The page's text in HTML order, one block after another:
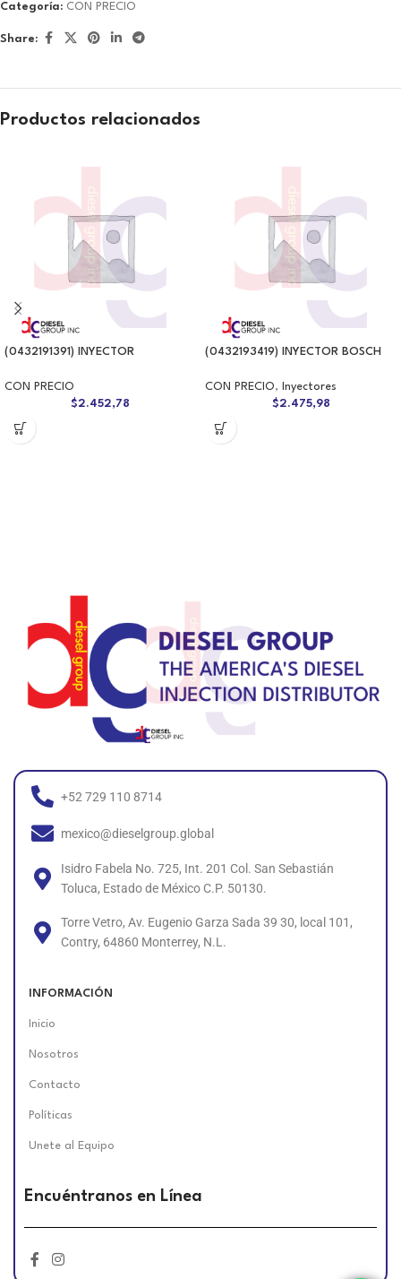
Categoría: CON PRECIO
Share:
Productos relacionados
(0432191391) INYECTOR
CON PRECIO
$2.452,78
(0432193419) INYECTOR BOSCH
CON PRECIO,
Inyectores
$2.475,98
+52 729 110 8714
mexico@dieselgroup.global
Isidro Fabela No. 725, Int. 201 Col. San Sebastián
Toluca, Estado de México C.P. 50130.
Torre Vetro, Av. Eugenio Garza Sada 39 30, local 101,
Contry, 64860 Monterrey, N.L.
INFORMACIÓN
Inicio
Nosotros
Contacto
Políticas
Unete al Equipo
Encuéntranos en Línea